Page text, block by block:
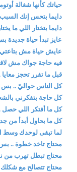
حياتك كأنها شغالة
دايما بتحس إنك
دايما بتختار اللي ما
عايز تبدأ حياة
عايش حياة مش بتاعتي
فيه حاجة جواك مش
قبل ما تقرر تحجز معايا
كل الناس حواليّ ..
كل حاجة بتفكرني
كل ما أفتكر اللي
كل ما بحاول أبدأ من
لما تبقى لوحدك وسط
محتاج تاخد خطوة ..
محتاج تبطل تهرب من
محتاج تتصالح مع